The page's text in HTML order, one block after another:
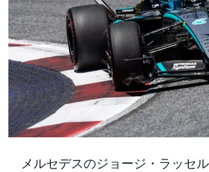
メルセデスのジョージ・ラッセル